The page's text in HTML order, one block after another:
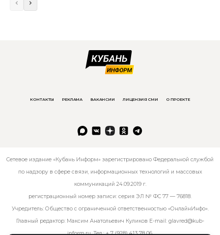
КОНТАКТЫ РЕКЛАМА ВАКАНСИИ ЛИЦЕНЗИЯ СМИ О ПРОЕКТЕ
Сетевое издание «Кубань Информ» зарегистрировано Федеральной службой
по надзору в сфере связи, информационных технологий и массовых
коммуникаций 24.09.2019 г.
регистрационный номер записи: серия ЭЛ № ФС 77 — 76818.
Учредитель: Общество с ограниченной ответственностью «ОнлайнИнфо».
Главный редактор: Максим Анатольевич Куликов E-mail: glavred@kub-
inform.ru. Тел.:+ 7 (928) 413 78 06.